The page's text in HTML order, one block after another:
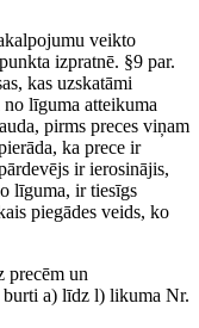
veikto
izpratnē. §9 par.
kas uzskatāmi
no līguma atteikuma
pirms preces viņam
ka prece ir
ir ierosinājis,
līguma, ir tiesīgs
piegādes veids, ko
precēm un
burti a) līdz l) likuma Nr.